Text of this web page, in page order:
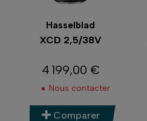
Hasselblad
XCD 2,5/38V
Prix
4 199,00 €
Nous contacter
Comparer